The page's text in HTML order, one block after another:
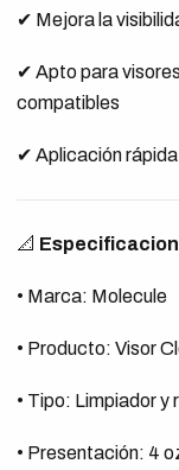
✔ Mejora la
✔ Apto para
compatibles
✔ Aplicación
📐
• Marca: Molecule
• Producto: Visor
• Tipo: Limpiador y
• Presentación: 4